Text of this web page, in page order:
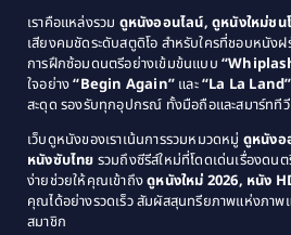
Coming of Age ก้าวพ้น
Coming-of-Age(3)
Community(1)
Crime อาชญากรรม
1979
1976
1974
1971
1969
1964
เราคือแหล่งรวม ดูหนังออนไลน์, ดูหนังใหม่ชน
เสียงคมชัดระดับสตูดิโอ สำหรับใครที่ชอบหนัง
การฝึกซ้อมดนตรีอย่างเข้มข้นแบบ
ใจอย่าง“Begin Again” และ“La La Land”
สะดุด รองรับทุกอุปกรณ์ ทั้งมือถือและสมาร์ททีวี
เว็บดูหนังของเราเน้นการรวมหมวดหมู่ ดูหนังอ
หนังซับไทย รวมถึงซีรีส์ใหม่ที่โดดเด่นเรื่องดน
ง่ายช่วยให้คุณเข้าถึงดูหนังใหม่ 2026, หนัง
คุณได้อย่างรวดเร็ว สัมผัสสุนทรียภาพแห่งภาพ
สมาชิก